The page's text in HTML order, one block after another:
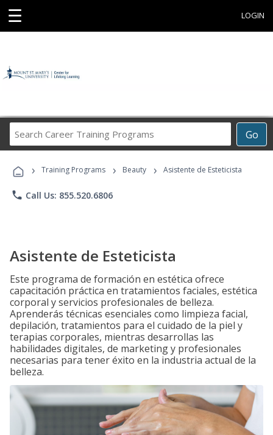
☰ LOGIN
Go
Career
Programs
› Training Programs › Beauty › Asistente de Esteticista
phone Call Us: 855.520.6806
Asistente de Esteticista
Este programa de formación en estética ofrece
capacitación práctica en tratamientos faciales, estética
corporal y servicios profesionales de belleza.
Aprenderás técnicas esenciales como limpieza facial,
depilación, tratamientos para el cuidado de la piel y
terapias corporales, mientras desarrollas las
habilidades digitales, de marketing y profesionales
necesarias para tener éxito en la industria actual de la
belleza.